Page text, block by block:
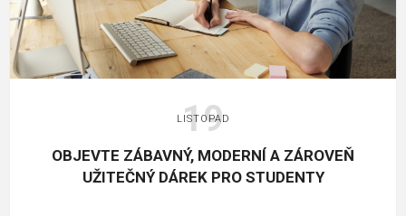
19
LISTOPAD
OBJEVTE ZÁBAVNÝ, MODERNÍ A ZÁROVEŇ
UŽITEČNÝ DÁREK PRO STUDENTY